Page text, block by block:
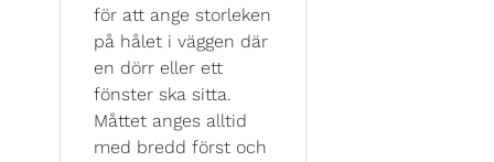
för att ange storleken
på hålet i väggen där
en dörr eller ett
fönster ska sitta.
Måttet anges alltid
med bredd först och